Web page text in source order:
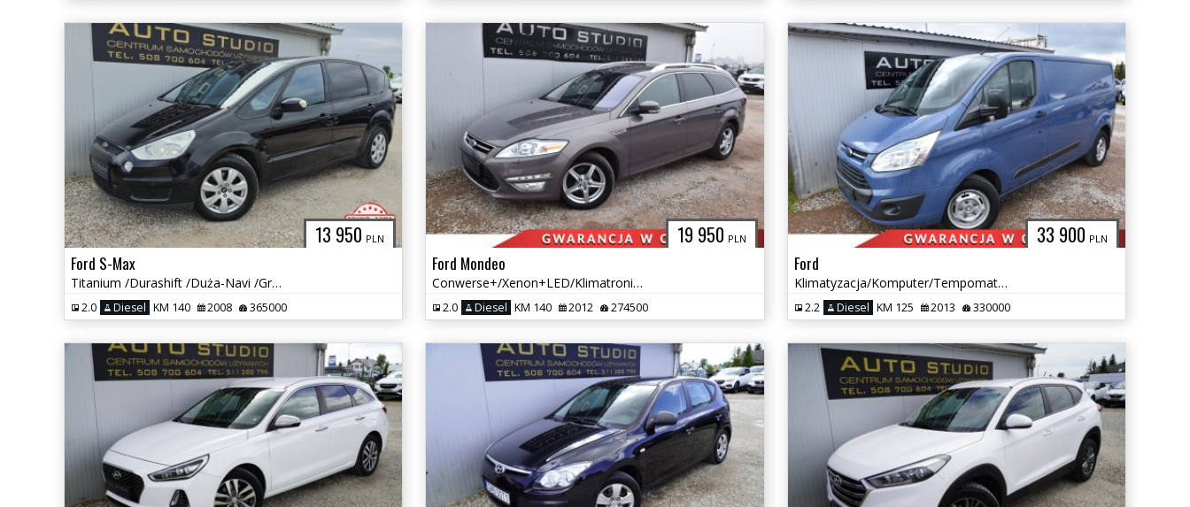
13 950 PLN
Ford S-Max
Titanium /Durashift /Duża-Navi /Grzane-Fotele /Alu-Felgi / Klimatronic
2.0 Diesel KM 140 2008 365000
19 950 PLN
Ford Mondeo
Conwerse+/Xenon+LED/Klimatronic/Tempomat/Alu-Felgi/Keyless-GO/Bogaty
2.0 Diesel KM 140 2012 274500
33 900 PLN
Ford
Klimatyzacja/Komputer/Tempomat/Hak-Holowniczy/Śliczny!
2.2 Diesel KM 125 2013 330000